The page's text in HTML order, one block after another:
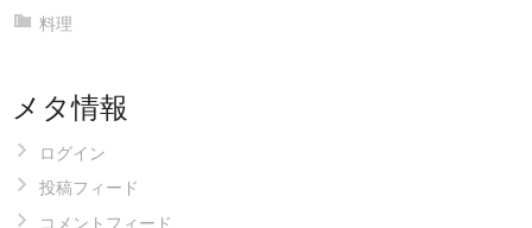
料理
メタ情報
ログイン
投稿フィード
コメントフィード